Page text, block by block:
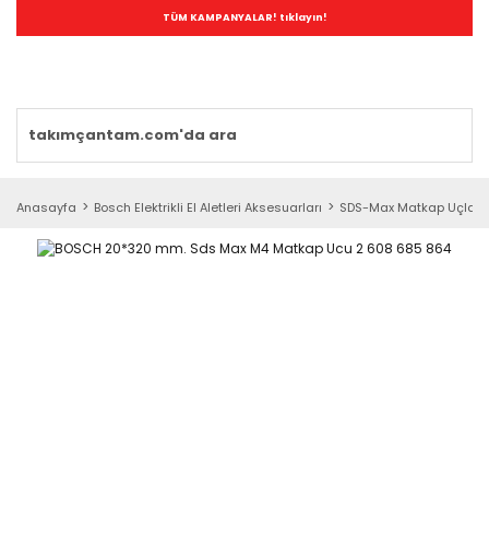
TÜM KAMPANYALAR! tıklayın!
Anasayfa Bosch Elektrikli El Aletleri Aksesuarları SDS-Max Matkap Uçları